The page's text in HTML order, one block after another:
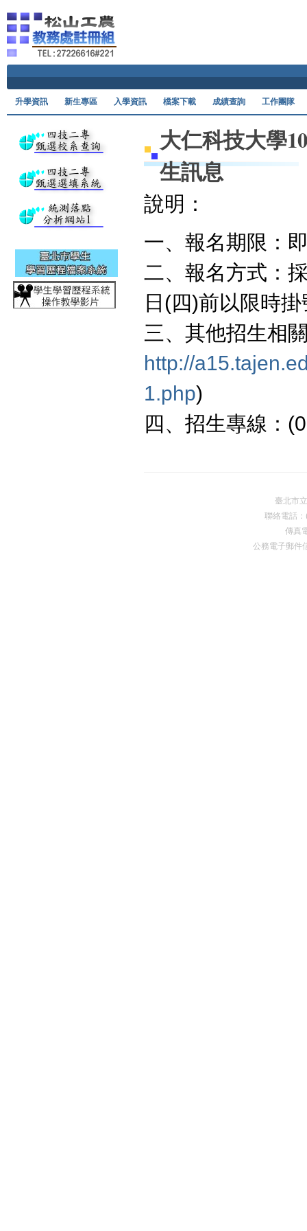
升學資訊 新生專區 入學資訊 檔案下載 成績查詢 工作團隊
大仁科技大學
生訊息
說明：
一、報名期限：
二、報名方式：
日(四)前以限時
三、其他招生相
http://
1.php)
四、招生專線：
臺北市
聯絡電話
傳真
公務電子郵件